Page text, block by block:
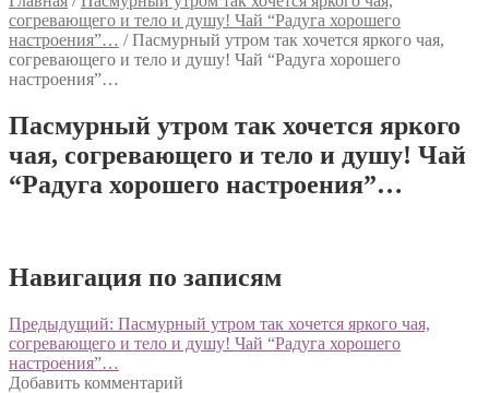
согревающего и тело и душу! Чай “Радуга хорошего
настроения”… /Пасмурный утром так хочется яркого чая,
согревающего и тело и душу! Чай “Радуга хорошего
настроения”…
Пасмурный утром так хочется яркого
чая, согревающего и тело и душу! Чай
“Радуга хорошего настроения”…
Навигация по записям
Предыдущий: Пасмурный утром так хочется яркого чая,
согревающего и тело и душу! Чай “Радуга хорошего
настроения”…
Добавить комментарий